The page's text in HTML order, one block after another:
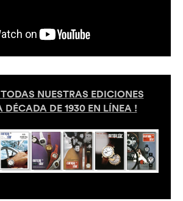
TODAS NUESTRAS EDICIONES
DÉCADA DE 1930 EN LÍNEA !